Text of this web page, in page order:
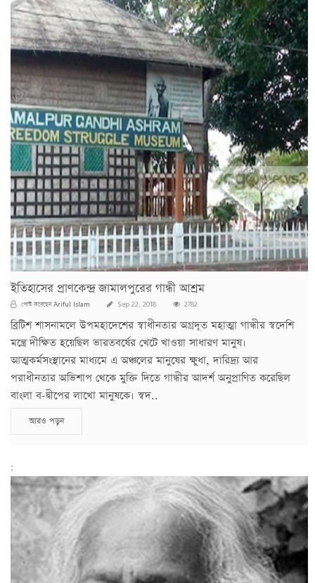
ইতিহাসের প্রাণকেন্দ্র জামালপুরের গান্ধী আশ্রম
পোস্ট করেছেনAriful Islam Sep 22, 2018 2782
ব্রিটিশ শাসনামলে উপমহাদেশের স্বাধীনতার অগ্রদূত মহাত্মা গান্ধীর স্বদেশি
মন্ত্রে দীক্ষিত হয়েছিল ভারতবর্ষের খেটে খাওয়া সাধারণ মানুষ।
আত্মকর্মসংস্থানের মাধ্যমে এ অঞ্চলের মানুষের ক্ষুধা, দারিদ্র্য আর
পরাধীনতার অভিশাপ থেকে মুক্তি দিতে গান্ধীর আদর্শ অনুপ্রাণিত করেছিল
বাংলা ব-দ্বীপের লাখো মানুষকে। স্বদ..
আরও পড়ুন
;